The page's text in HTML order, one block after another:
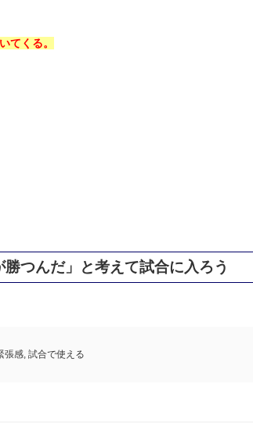
てくる。
つんだ」と考えて試合に入ろう
張感, 試合で使える